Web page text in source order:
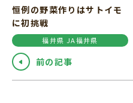
恒例の野菜作りはサトイモ
に初挑戦
福井県 JA福井県
前の記事